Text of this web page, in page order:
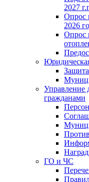
2027
Опрос
2026
Опрос
Управление
гражданами
ГО и ЧС